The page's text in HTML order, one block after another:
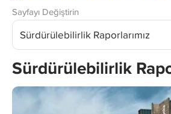
Sayfayı Değiştirin
Sürdürülebilirlik Raporlarımız
Sürdürülebilirlik